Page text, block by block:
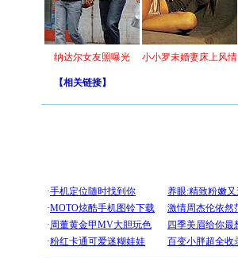
纳达尔女友照曝光 小小罗未婚妻床上风情
【相关链接】